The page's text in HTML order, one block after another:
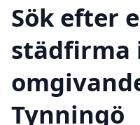
Sök efter
städfirma
Tynningö